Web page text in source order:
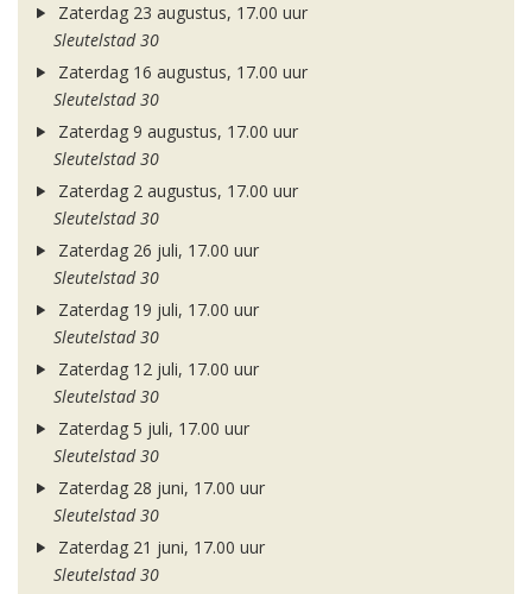
Zaterdag 23 augustus, 17.00 uur
Sleutelstad 30
Zaterdag 16 augustus, 17.00 uur
Sleutelstad 30
Zaterdag 9 augustus, 17.00 uur
Sleutelstad 30
Zaterdag 2 augustus, 17.00 uur
Sleutelstad 30
Zaterdag 26 juli, 17.00 uur
Sleutelstad 30
Zaterdag 19 juli, 17.00 uur
Sleutelstad 30
Zaterdag 12 juli, 17.00 uur
Sleutelstad 30
Zaterdag 5 juli, 17.00 uur
Sleutelstad 30
Zaterdag 28 juni, 17.00 uur
Sleutelstad 30
Zaterdag 21 juni, 17.00 uur
Sleutelstad 30